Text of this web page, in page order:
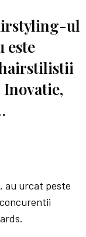
ul
este
hairstilistii
au urcat peste